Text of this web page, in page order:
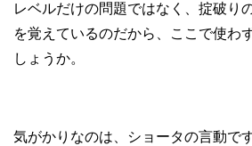
レベルだけの問題ではなく、掟破り
を覚えているのだから、ここで使わ
しょうか。
気がかりなのは、ショータの言動です